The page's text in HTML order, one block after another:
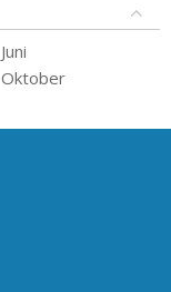
Juni
Oktober